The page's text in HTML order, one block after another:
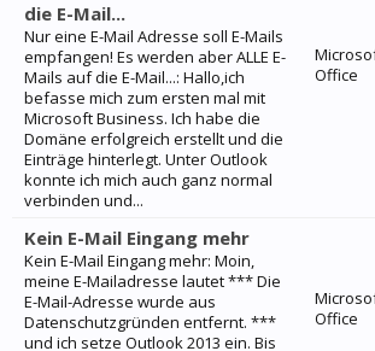
die E-Mail...
Nur eine E-Mail Adresse soll E-Mails
empfangen! Es werden aber ALLE E-
Mails auf die E-Mail...: Hallo,ich
befasse mich zum ersten mal mit
Microsoft Business. Ich habe die
Domäne erfolgreich erstellt und die
Einträge hinterlegt. Unter Outlook
konnte ich mich auch ganz normal
verbinden und...
Office
Kein E-Mail Eingang mehr
Kein E-Mail Eingang mehr: Moin,
meine E-Mailadresse lautet *** Die
E-Mail-Adresse wurde aus
Datenschutzgründen entfernt. ***
und ich setze Outlook 2013 ein. Bis
Office